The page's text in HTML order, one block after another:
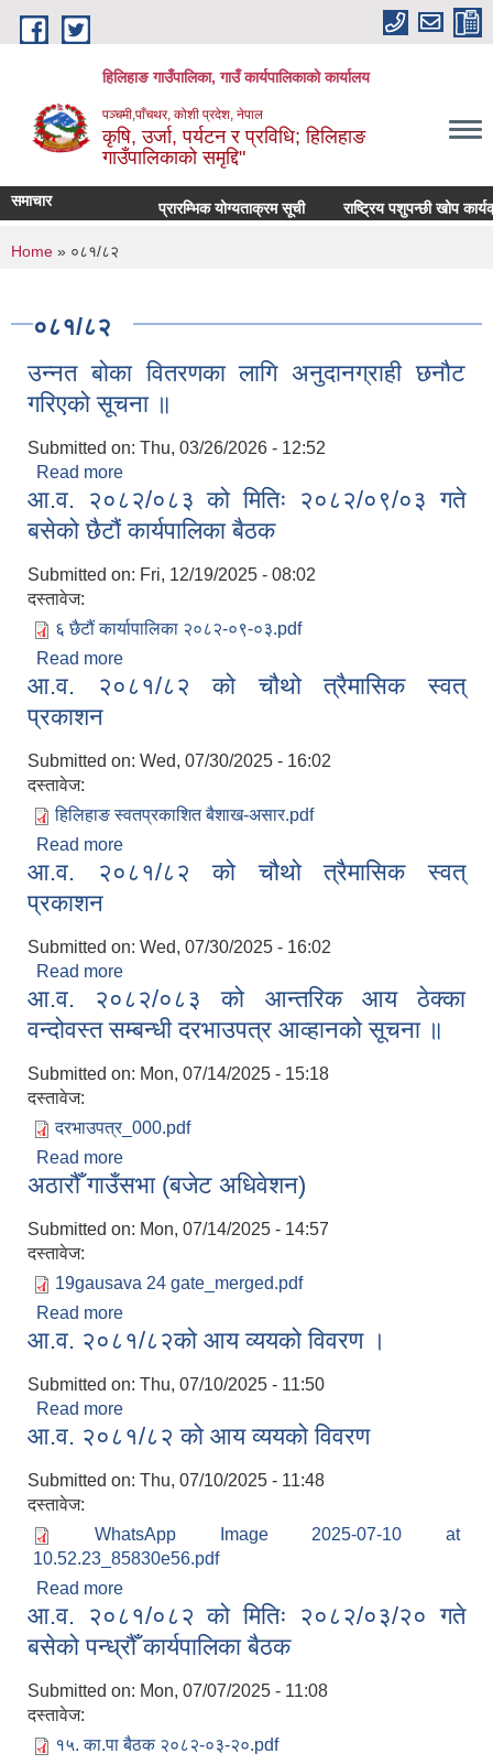
Skip to main content
हिलिहाङ गाउँपालिका, गाउँ कार्यपालिकाको कार्यालय
पञ्चमी,पाँचथर, कोशी प्रदेश, नेपाल
कृषि, उर्जा, पर्यटन र प्रविधि; हिलिहाङ
गाउँपालिकाको समृद्दि"
समाचार प्रारम्भिक योग्यताक्रम सूची राष्ट्रिय पशुपन्छी खोप
You are here
Home » ०८१/८२
०८१/८२
उन्नत बोका वितरणका लागि अनुदानग्राही छनौट
गरिएको सूचना ॥
Submitted on: Thu, 03/26/2026 - 12:52
Read more
गरिएको सूचना ॥
आ.व. २०८२/०८३ को मितिः २०८२/०९/०३ गते
बसेको छैटौं कार्यपालिका बैठक
Submitted on: Fri, 12/19/2025 - 08:02
दस्तावेज:
६ छैटौं कार्यापालिका २०८२-०९-०३.pdf
Read more
बसेको छैटौं कार्यपालिका बैठक
आ.व. २०८१/८२ को चौथो त्रैमासिक स्वत्
प्रकाशन
Submitted on: Wed, 07/30/2025 - 16:02
दस्तावेज:
हिलिहाङ स्वतप्रकाशित बैशाख-असार.pdf
Read more
आ.व. २०८१/८२ को चौथो त्रैमासिक स्वत्
प्रकाशन
Submitted on: Wed, 07/30/2025 - 16:02
Read more
आ.व. २०८२/०८३ को आन्तरिक आय ठेक्का
वन्दोवस्त सम्बन्धी दरभाउपत्र आव्हानको सूचना ॥
Submitted on: Mon, 07/14/2025 - 15:18
दस्तावेज:
दरभाउपत्र_000.pdf
Read more
वन्दोवस्त सम्बन्धी दरभाउपत्र आव्हानको सूचना ॥
अठारौँ गाउँसभा (बजेट अधिवेशन)
Submitted on: Mon, 07/14/2025 - 14:57
दस्तावेज:
19gausava 24 gate_merged.pdf
Read more
आ.व. २०८१/८२को आय व्ययको विवरण ।
Submitted on: Thu, 07/10/2025 - 11:50
Read more
आ.व. २०८१/८२ को आय व्ययको विवरण
Submitted on: Thu, 07/10/2025 - 11:48
दस्तावेज:
WhatsApp Image 2025-07-10 at
10.52.23_85830e56.pdf
Read more
आ.व. २०८१/०८२ को मितिः २०८२/०३/२० गते
बसेको पन्ध्रौँ कार्यपालिका बैठक
Submitted on: Mon, 07/07/2025 - 11:08
दस्तावेज:
१५. का.पा बैठक २०८२-०३-२०.pdf